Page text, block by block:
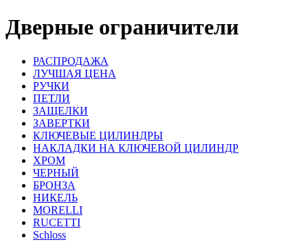
Дверные ограничители
РАСПРОДАЖА
ЛУЧШАЯ ЦЕНА
РУЧКИ
ПЕТЛИ
ЗАЩЕЛКИ
ЗАВЕРТКИ
КЛЮЧЕВЫЕ ЦИЛИНДРЫ
НАКЛАДКИ НА КЛЮЧЕВОЙ ЦИЛИНДР
ХРОМ
ЧЕРНЫЙ
БРОНЗА
НИКЕЛЬ
MORELLI
RUCETTI
Schloss